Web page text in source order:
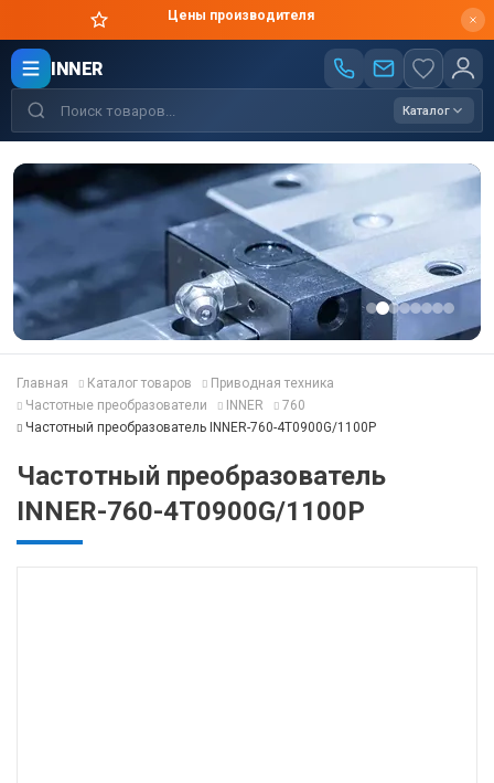
Цены производителя
INNER
Каталог
Главная Каталог товаров
Приводная техника
Частотные преобразователи
INNER
760
Частотный преобразователь INNER-760-4T0900G/1100P
Частотный преобразователь
INNER-760-4T0900G/1100P